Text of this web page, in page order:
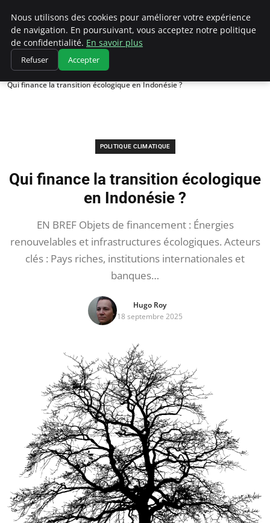
Climatedebtagents
Accueil
Politique climatique
Qui finance la transition écologique en Indonésie ?
POLITIQUE CLIMATIQUE
Qui finance la transition écologique
en Indonésie ?
EN BREF Objets de financement : Énergies
renouvelables et infrastructures écologiques. Acteurs
clés : Pays riches, institutions internationales et
banques…
Hugo Roy
18 septembre 2025
Nous utilisons des cookies pour améliorer votre expérience
de navigation. En poursuivant, vous acceptez notre politique
de confidentialité. En savoir plus
Refuser Accepter